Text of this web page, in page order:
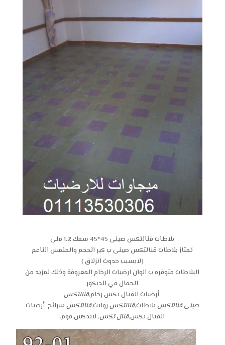
بلاطات قنالتكس صينى 45*45 سمك 1.2 ملى
تمتاز بلاطات قنالتكس صينى ب كبر الحجم والملمس الناعم
(لايسبب حدوث انزلاق )
البلاطات متوفره ب الوان ارضيات الرخام المعروفة وذلك لمزيد من
الجمال في الديكور
أرضيات القنال تكس رخام,قنالتكس
صينى,قنالتكسبلاطات,قنالتكسرولات,قنالتكسشرائح. أرضيات
القنال تكس,قنال تكس, لاندكس,فوم.